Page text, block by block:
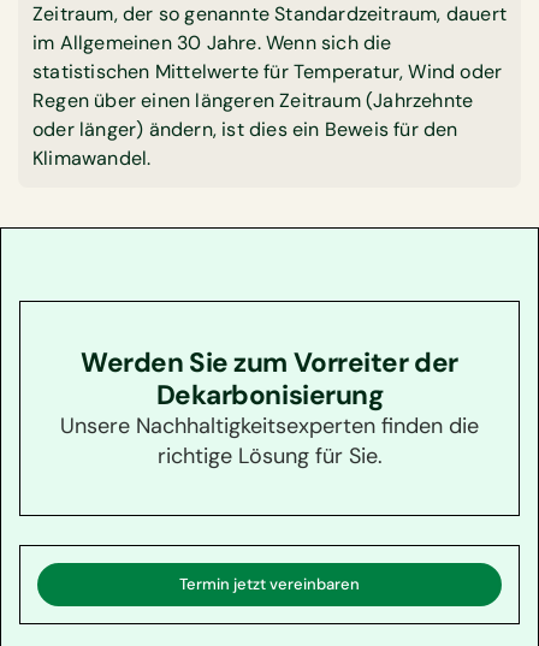
Zeitraum, der so genannte Standardzeitraum, dauert
im Allgemeinen 30 Jahre. Wenn sich die
statistischen Mittelwerte für Temperatur, Wind oder
Regen über einen längeren Zeitraum (Jahrzehnte
oder länger) ändern, ist dies ein Beweis für den
Klimawandel.
Werden Sie zum Vorreiter der
Dekarbonisierung
Unsere Nachhaltigkeitsexperten finden die
richtige Lösung für Sie.
Termin jetzt vereinbaren